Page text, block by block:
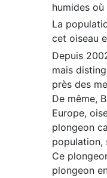
humides
La
cet oiseau
Depuis
mais
près des
De même,
Europe,
plongeon
population,
Ce
plongeon